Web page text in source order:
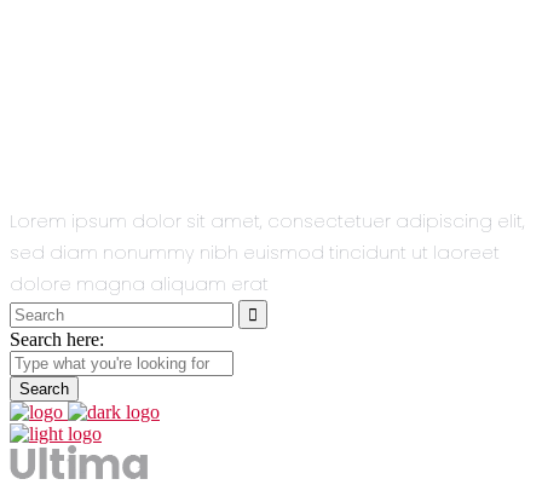
Lorem ipsum dolor sit amet, consectetuer adipiscing elit,
sed diam nonummy nibh euismod tincidunt ut laoreet
dolore magna aliquam erat
Search
for:
Search here: